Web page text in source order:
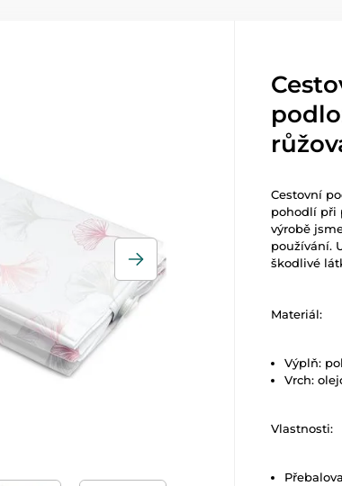
Cestovní
pohodlí při
výrobě
používání.
škodlivé
Materiál:
Výplň:
Vrch:
Vlastnosti: